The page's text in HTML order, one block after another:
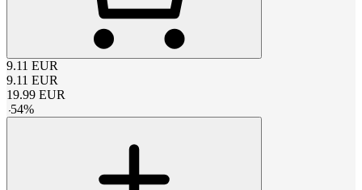
9.11 EUR
9.11 EUR
19.99 EUR
-54%